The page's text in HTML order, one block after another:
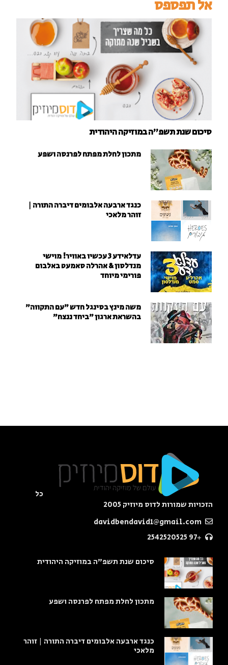
אל תפספס
סיכום שנת תשפ"ה במוזיקה היהודית
מתכון לחלת מפתח לפרנסה ושפע
כנגד ארבעה אלבומים דיברה התורה |
זוהר מלאכי
עדלאידע 3 עכשיו באוויר! מוישי
מנדלסון & אהרלה סאמעט באלבום
פורימי מיוחד
משה מינץ בסינגל חדש ״עם התקווה״
בהשראת ארגון "ביחד ננצח"
כל
הזכויות שמורות לדוס מיוזיק 2005
+97 2542520525
סיכום שנת תשפ"ה במוזיקה היהודית
מתכון לחלת מפתח לפרנסה ושפע
כנגד ארבעה אלבומים דיברה התורה | זוהר
מלאכי